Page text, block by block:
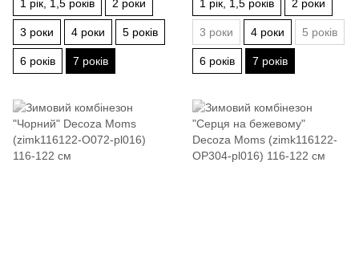
1 рік, 1,5 років 2 роки
3 роки 4 роки 5 років
6 років 7 років
1 рік, 1,5 років 2 роки
3 роки 4 роки 5 років
6 років 7 років